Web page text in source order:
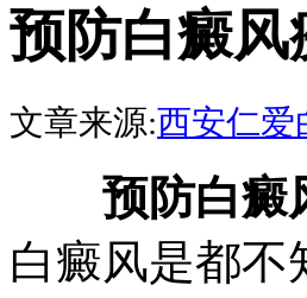
预防白癜
文章来源:西安仁爱
预防白癜
白癜风是都不